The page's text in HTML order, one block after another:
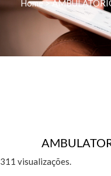
Home >
311 visualizações.